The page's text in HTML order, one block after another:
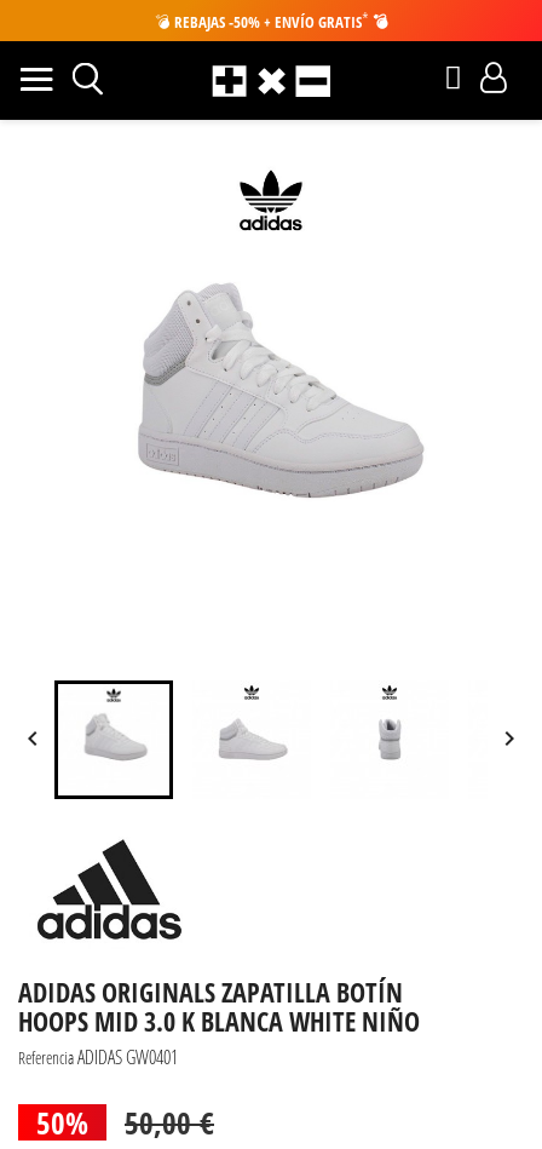
💣 REBAJAS -50% + ENVÍO GRATIS* 💣
 
ADIDAS ORIGINALS ZAPATILLA BOTÍN
HOOPS MID 3.0 K BLANCA WHITE NIÑO
ReferenciaADIDAS GW0401
50% 50,00 €